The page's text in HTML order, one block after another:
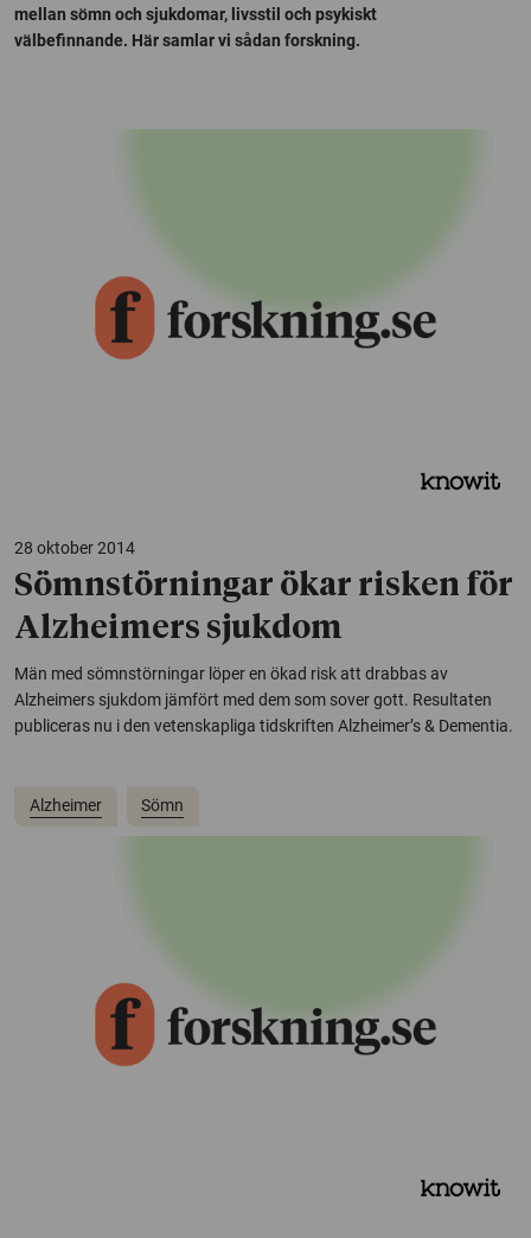
mellan sömn och sjukdomar, livsstil och psykiskt
välbefinnande. Här samlar vi sådan forskning.
28 oktober 2014
Sömnstörningar ökar risken för
Alzheimers sjukdom
Män med sömnstörningar löper en ökad risk att drabbas av
Alzheimers sjukdom jämfört med dem som sover gott. Resultaten
publiceras nu i den vetenskapliga tidskriften Alzheimer’s & Dementia.
Alzheimer Sömn